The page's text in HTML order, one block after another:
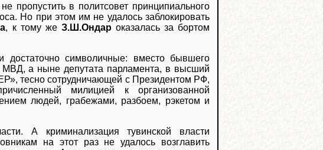
пропустить в политсовет принципиального
Но при этом им не удалось заблокировать
, к тому же З.Ш.Ондароказалась за бортом
достаточно символичные: вместо бывшего
МВД, а ныне депутата парламента, в высший
тесно сотрудничающей с Президентом РФ,
милицией к организованной
людей, грабежами, разбоем, рэкетом и
А криминализация тувинской власти
на этот раз не удалось возглавить